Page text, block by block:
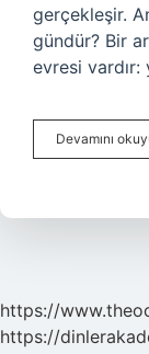
gerçekleşir.
gündür? Bir
evresi
Devamını
https://
https://